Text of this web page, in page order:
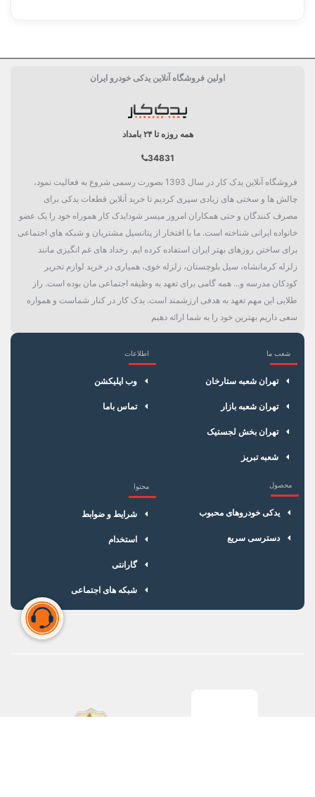
90 هزار کیلومتر
جعبه تکی
اولین فروشگاه آنلاین یدکی خودرو ایران
همه روزه تا ۲۴ بامداد
34831
فروشگاه آنلاین یدک کار در سال 1393 بصورت رسمی شروع به فعالیت نمود،
چالش ها و سختی های زیادی سپری کردیم تا خرید آنلاین قطعات یدکی برای
مصرف کنندگان و حتی همکاران امروز میسر شود!یدک کار هموراه خود را یک عضو
خانواده ایرانی شناخته است. ما با افتخار از پتانسیل مشتریان و شبکه های اجتماعی
برای ساختن روزهای بهتر ایران استفاده کرده ایم. رخداد های غم انگیزی مانند
زلزله کرمانشاه، سیل بلوچستان، زلزله خوی، همیاری در خرید لوازم تحریر
کودکان مدرسه و... همه گامی برای تعهد به وظیفه اجتماعی مان بوده است. راز
طلایی این مهم تعهد به هدفی ارزشمند است. یدک کار در کنار شماست و همواره
سعی داریم بهترین خود را به شما ارائه دهیم
شعب ما
تهران شعبه ستارخان
تهران شعبه بازار
تهران بخش لجستیک
شعبه تبریز
اطلاعات
وب اپلیکشن
تماس باما
محصول
یدکی خودروهای محبوب
دسترسی سریع
محتوا
شرایط و ضوابط
استخدام
گارانتی
شبکه های اجتماعی
×